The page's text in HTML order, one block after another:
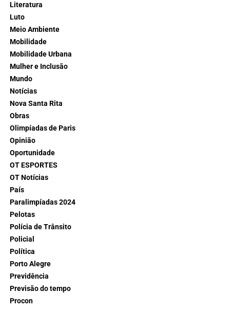
Literatura
Luto
Meio Ambiente
Mobilidade
Mobilidade Urbana
Mulher e Inclusão
Mundo
Notícias
Nova Santa Rita
Obras
Olimpíadas de Paris
Opinião
Oportunidade
OT ESPORTES
OT Notícias
País
Paralimpíadas 2024
Pelotas
Polícia de Trânsito
Policial
Política
Porto Alegre
Previdência
Previsão do tempo
Procon